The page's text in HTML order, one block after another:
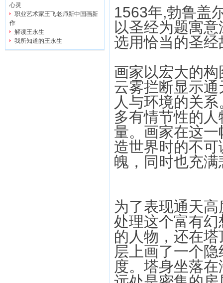
心灵
职业艺术家王飞老师新中国画新
作
解读王永生
我所知道的王永生
1563年,勃鲁盖
以圣经为题寓
选用恰当的圣
画家以宏大的构
云雾拦断显示
人与环境的关
多有情节性的
量。画家在这一
造世界时的不
魄，同时也充满
为了表现通天
处理这个富有
的人物，还在
层上画了一个
度。塔身坐落